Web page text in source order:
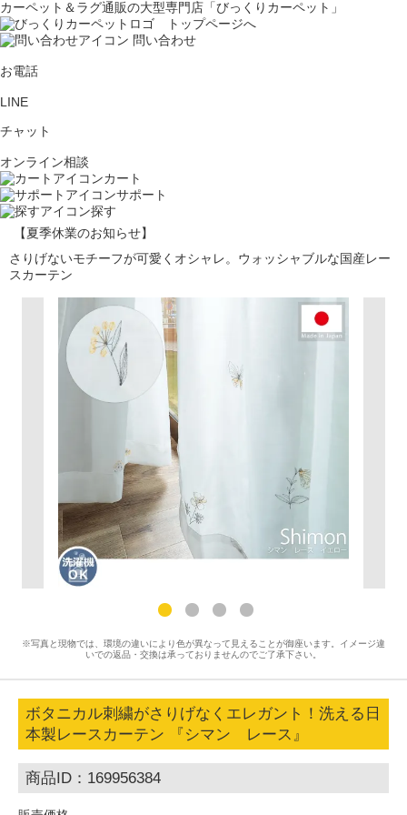
カーペット＆ラグ通販の大型専門店「びっくりカーペット」
問い合わせ
お電話
LINE
チャット
オンライン相談
カート
サポート
探す
【夏季休業のお知らせ】
さりげないモチーフが可愛くオシャレ。ウォッシャブルな国産レー
スカーテン
※写真と現物では、環境の違いにより色が異なって見えることが御座います。イメージ違
いでの返品・交換は承っておりませんのでご了承下さい。
ボタニカル刺繍がさりげなくエレガント！洗える日
本製レースカーテン 『シマン レース』
商品ID：169956384